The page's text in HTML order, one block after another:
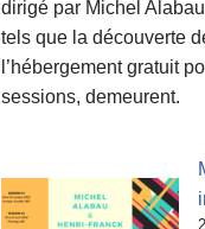
dirigé par Michel
tels que la découverte
l’hébergement gratuit
sessions, demeurent.